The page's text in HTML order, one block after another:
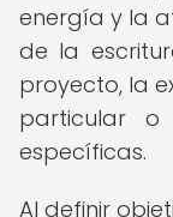
energía y la
de la
proyecto, la
particular o
específicas.
Al definir